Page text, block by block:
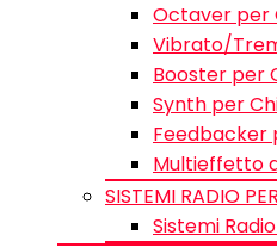
Octaver per
Vibrato/
Booster per
Synth per
Feedbacker
Multieffetto
SISTEMI RADIO
Sistemi